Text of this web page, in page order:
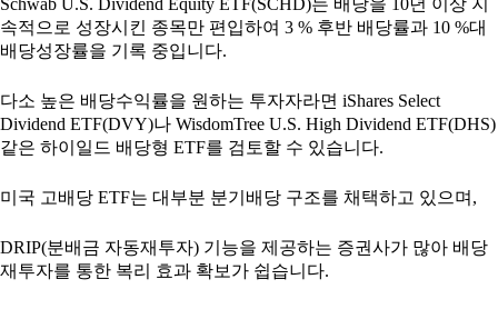
속적으로 성장시킨 종목만 편입하여 3 % 후반 배당률과 10 %대
배당성장률을 기록 중입니다.
다소 높은 배당수익률을 원하는 투자자라면 iShares Select
Dividend ETF(DVY)나 WisdomTree U.S. High Dividend ETF(DHS)
같은 하이일드 배당형 ETF를 검토할 수 있습니다.
미국 고배당 ETF는 대부분 분기배당 구조를 채택하고 있으며,
DRIP(분배금 자동재투자) 기능을 제공하는 증권사가 많아 배당
재투자를 통한 복리 효과 확보가 쉽습니다.